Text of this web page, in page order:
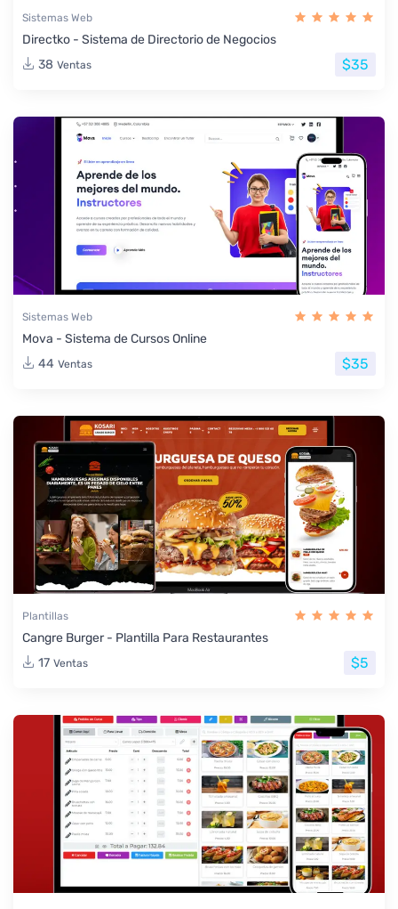
Sistemas Web
Directko - Sistema de Directorio de Negocios
38 Ventas $35
Sistemas Web
Mova - Sistema de Cursos Online
44 Ventas $35
Plantillas
Cangre Burger - Plantilla Para Restaurantes
17 Ventas $5